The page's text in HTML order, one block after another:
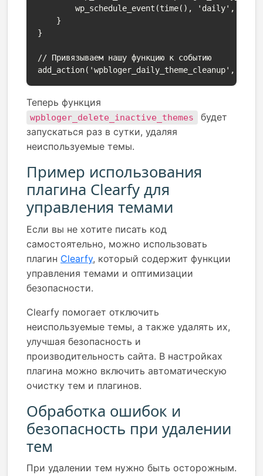
wp_schedule_event(time(), 'daily',
    }
}
// Привязываем нашу функцию к событию
add_action('wpbloger_daily_theme_cleanup',
Теперь функция
wpbloger_delete_inactive_themes
будет
запускаться раз в сутки, удаляя
неиспользуемые темы.
Пример использования
плагина Clearfy для
управления темами
Если вы не хотите писать код
самостоятельно, можно использовать
плагин Clearfy, который содержит функции
управления темами и оптимизации
безопасности.
Clearfy помогает отключить
неиспользуемые темы, а также удалять их,
улучшая безопасность и
производительность сайта. В настройках
плагина можно включить автоматическую
очистку тем и плагинов.
Обработка ошибок и
безопасность при удалении
тем
При удалении тем нужно быть осторожным.